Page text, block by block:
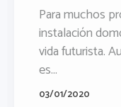
Para muchos
instalación
vida futurista.
es...
03/01/2020